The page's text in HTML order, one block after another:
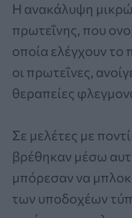
Η ανακάλυψη
πρωτεΐνης, που
οποία ελέγχουν το
οι πρωτεΐνες,
θεραπείες
Σε μελέτες με
βρέθηκαν μέσω
μπόρεσαν να
των υποδοχέων